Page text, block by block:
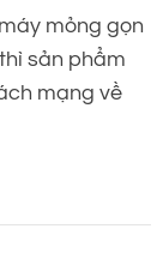
mỏng gọn
sản phẩm
mạng về